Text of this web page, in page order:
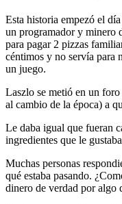
Esta historia empezó el
un programador y minero
para pagar 2 pizzas
céntimos y no servía para
un juego.
Laszlo se metió en un
al cambio de la época) a
Le daba igual que fueran
ingredientes que le
Muchas personas
qué estaba pasando.
dinero de verdad por algo